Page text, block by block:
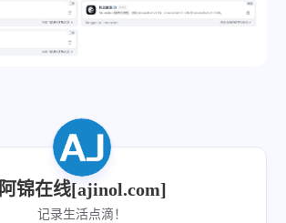
阿锦在线[ajinol.com]
记录生活点滴！